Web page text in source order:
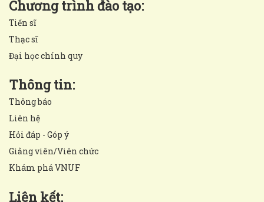
Chương trình đào tạo:
Tiến sĩ
Thạc sĩ
Đại học chính quy
Thông tin:
Thông báo
Liên hệ
Hỏi đáp - Góp ý
Giảng viên/Viên chức
Khám phá VNUF
Liên kết: